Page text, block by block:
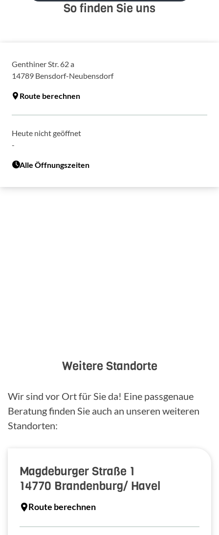
So finden Sie uns
Genthiner Str. 62 a
14789 Bensdorf-Neubensdorf
Route berechnen
Heute nicht geöffnet
-
Alle Öffnungszeiten
Weitere Standorte
Wir sind vor Ort für Sie da! Eine passgenaue
Beratung finden Sie auch an unseren weiteren
Standorten:
Magdeburger Straße 1
14770 Brandenburg/ Havel
Route berechnen